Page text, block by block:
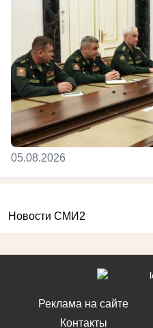
05.08.2026
Новости СМИ2
Реклама на сайте
Контакты